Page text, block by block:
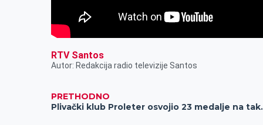
RTV Santos
Autor: Redakcija radio televizije Santos
PRETHODNO
Plivački klub